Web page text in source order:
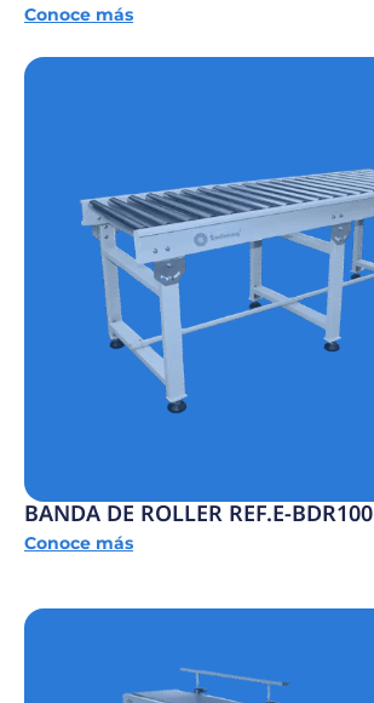
Conoce más
BANDA DE ROLLER REF.E-BDR100
Conoce más